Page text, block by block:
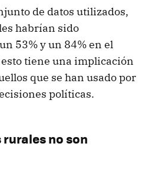
de datos utilizados,
habrían sido
53% y un 84% en el
tiene una implicación
que se han usado por
políticas.
no son